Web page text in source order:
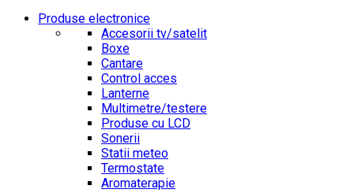
Produse electronice
Accesorii tv/satelit
Boxe
Cantare
Control acces
Lanterne
Multimetre/testere
Produse cu LCD
Sonerii
Statii meteo
Termostate
Aromaterapie